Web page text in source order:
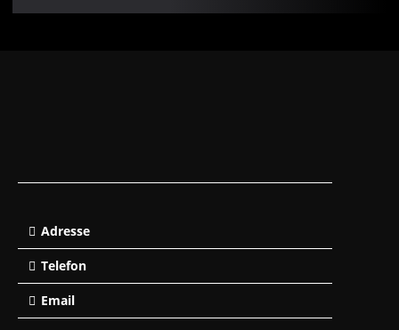
Adresse
Telefon
Email